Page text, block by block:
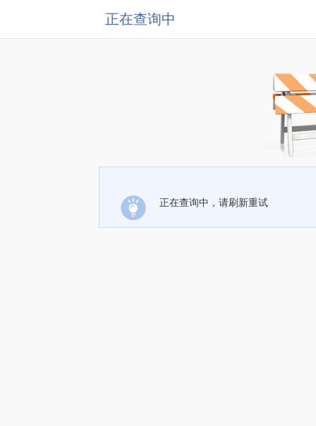
正在查询中
正在查询中，请刷新重试